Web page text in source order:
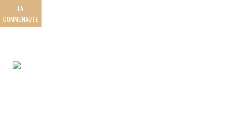
LA
COMMUNAUTE